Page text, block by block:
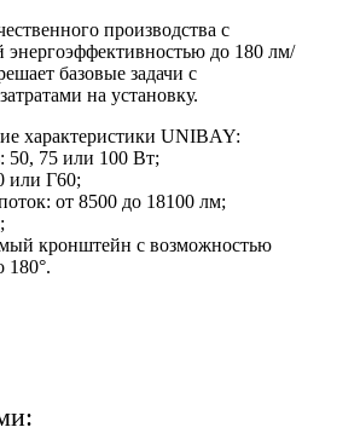
производства с
энергоэффективностью до 180 лм/
базовые задачи с
на установку.
характеристики UNIBAY:
75 или 100 Вт;
Г60;
от 8500 до 18100 лм;
кронштейн с возможностью
180°.